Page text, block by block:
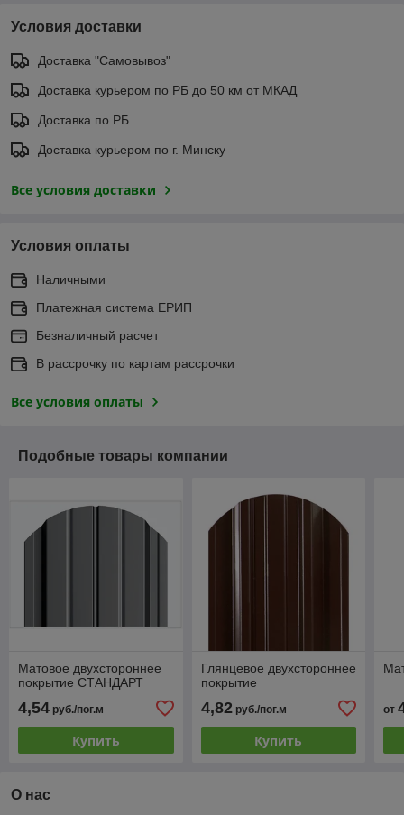
Условия доставки
Доставка "Самовывоз"
Доставка курьером по РБ до 50 км от МКАД
Доставка по РБ
Доставка курьером по г. Минску
Все условия доставки
Условия оплаты
Наличными
Платежная система ЕРИП
Безналичный расчет
В рассрочку по картам рассрочки
Все условия оплаты
Подобные товары компании
Матовое двухстороннее
покрытие СТАНДАРТ
4,54 руб./пог.м
Купить
Глянцевое двухстороннее
покрытие
4,82руб./пог.м
Купить
от
О нас